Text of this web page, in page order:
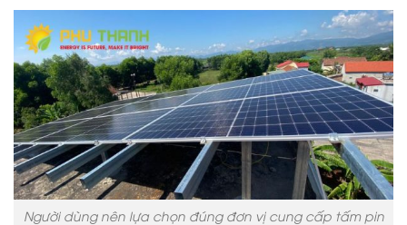
Người dùng nên lựa chọn đúng đơn vị cung cấp tấm pin